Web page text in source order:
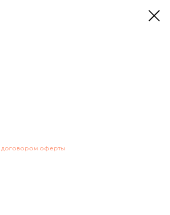
договором оферты